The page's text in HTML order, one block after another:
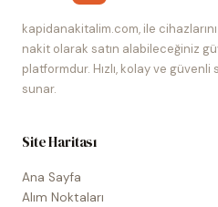
kapidanakitalim.com, ile
nakit olarak satın alabileceğiniz
platformdur. Hızlı, kolay ve güvenli
sunar.
Site Haritası
Ana Sayfa
Alım Noktaları